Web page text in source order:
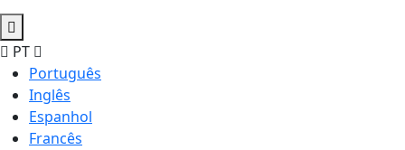
PT
Português
Inglês
Espanhol
Francês